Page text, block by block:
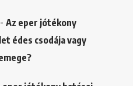
- Az eper jótékony
édes csodája vagy